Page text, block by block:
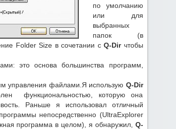
по умолчанию
или для
выбранных
папок (в
Folder Size в сочетании с Q-Dirчтобы
это основа большинства программ,
управления файлами.Я использую Q-Dir
функциональностью, которую она
Раньше я использовал отличный
непосредственно (UltraExplorer
программа в целом), я обнаружил, Q-